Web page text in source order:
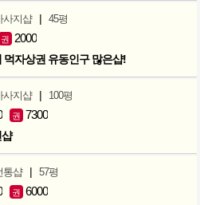
사지샵 | 45평
권 2000
먹자상권 유동인구 많은샵!
사지샵 | 100평
권 7300
통샵 | 57평
권 6000